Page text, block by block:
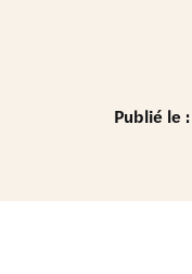
Publié le :